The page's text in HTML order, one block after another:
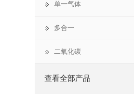
单一气体
多合一
二氧化碳
查看全部产品